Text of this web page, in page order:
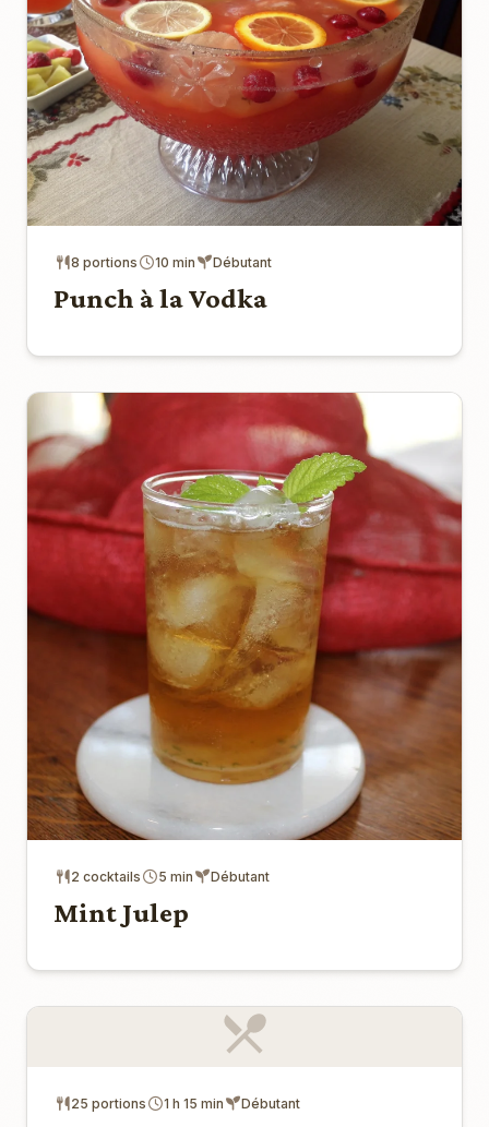
8 portions 10 min Débutant
Punch à la Vodka
2 cocktails 5 min Débutant
Mint Julep
25 portions 1 h 15 min Débutant